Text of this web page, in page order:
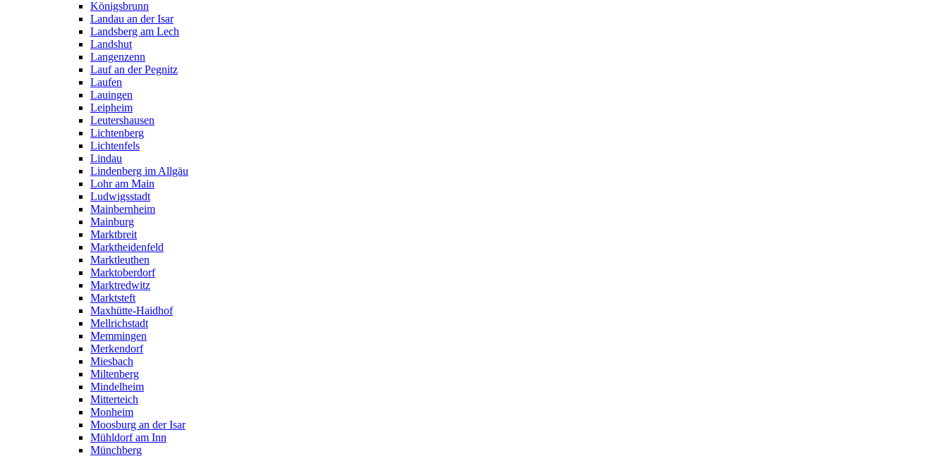
Königsbrunn
Landau an der Isar
Landsberg am Lech
Landshut
Langenzenn
Lauf an der Pegnitz
Laufen
Lauingen
Leipheim
Leutershausen
Lichtenberg
Lichtenfels
Lindau
Lindenberg im Allgäu
Lohr am Main
Ludwigsstadt
Mainbernheim
Mainburg
Marktbreit
Marktheidenfeld
Marktleuthen
Marktoberdorf
Marktredwitz
Marktsteft
Maxhütte-Haidhof
Mellrichstadt
Memmingen
Merkendorf
Miesbach
Miltenberg
Mindelheim
Mitterteich
Monheim
Moosburg an der Isar
Mühldorf am Inn
Münchberg